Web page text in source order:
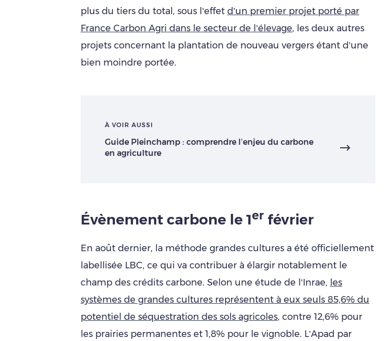
plus du tiers du total, sous l’effet d’un premier projet porté par
France Carbon Agri dans le secteur de l’élevage, les deux autres
projets concernant la plantation de nouveau vergers étant d’une
bien moindre portée.
À VOIR AUSSI
Guide Pleinchamp : comprendre l’enjeu du carbone
en agriculture
Évènement carbone le 1er février
En août dernier, la méthode grandes cultures a été officiellement
labellisée LBC, ce qui va contribuer à élargir notablement le
champ des crédits carbone. Selon une étude de l’Inrae, les
systèmes de grandes cultures représentent à eux seuls 85,6% du
potentiel de séquestration des sols agricoles, contre 12,6% pour
les prairies permanentes et 1,8% pour le vignoble. L’Apad par